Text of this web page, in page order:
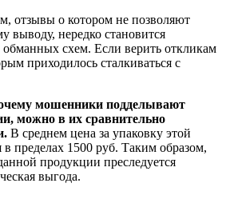
отзывы о котором не позволяют
выводу, нередко становится
схем. Если верить откликам
приходилось сталкиваться с
мошенники подделывают
можно в их сравнительно
В среднем цена за упаковку этой
в пределах 1500 руб. Таким образом,
продукции преследуется
выгода.